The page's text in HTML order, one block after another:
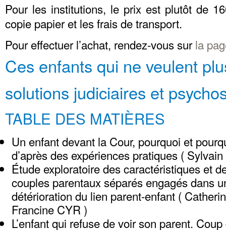
Pour les institutions, le prix est plutôt de
copie papier et les frais de transport.
Pour effectuer l’achat, rendez-vous surla
Ces enfants qui ne veulent
solutions judiciaires et
TABLE DES MATIÈRES
Un enfant devant la Cour, pourquoi et
d’après des expériences pratiques (
Étude exploratoire des caractéristiques et
couples parentaux séparés engagés dans
détérioration du lien parent-enfant (
Francine CYR )
L’enfant qui refuse de voir son parent.